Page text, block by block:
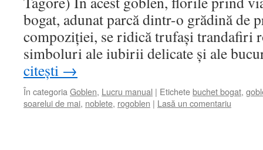
bogat, adunat parcă dintr-o grădină de
compoziției, se ridică trufași trandafiri
simboluri ale iubirii delicate și ale
citești →
În categoria Goblen, Lucru manual | Etichetebuchet bogat,
soarelui de mai, noblete, rogoblen | Lasă un comentariu